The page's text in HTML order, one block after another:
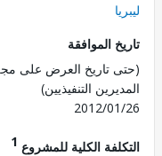
الموافقة
تاريخ العرض على مجلس
التنفيذيين)
2012/
الكلية للمشروع1